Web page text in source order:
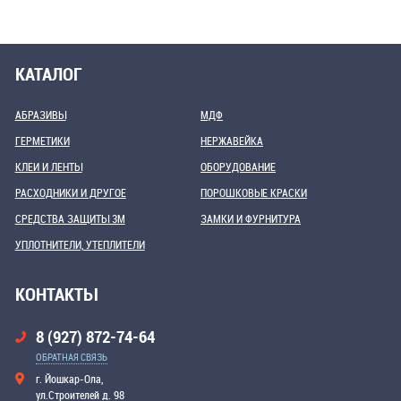
КАТАЛОГ
АБРАЗИВЫ
ГЕРМЕТИКИ
КЛЕИ И ЛЕНТЫ
МДФ
НЕРЖАВЕЙКА
ОБОРУДОВАНИЕ
РАСХОДНИКИ И ДРУГОЕ
СРЕДСТВА ЗАЩИТЫ 3М
УПЛОТНИТЕЛИ, УТЕПЛИТЕЛИ
ПОРОШКОВЫЕ КРАСКИ
ЗАМКИ И ФУРНИТУРА
КОНТАКТЫ
8 (927) 872-74-64
ОБРАТНАЯ СВЯЗЬ
г. Йошкар-Ола,
ул.Строителей д. 98